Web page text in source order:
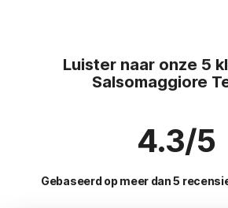
Luister naar onze 5
Salsomaggiore
4.3/5
Gebaseerd op meer dan 5